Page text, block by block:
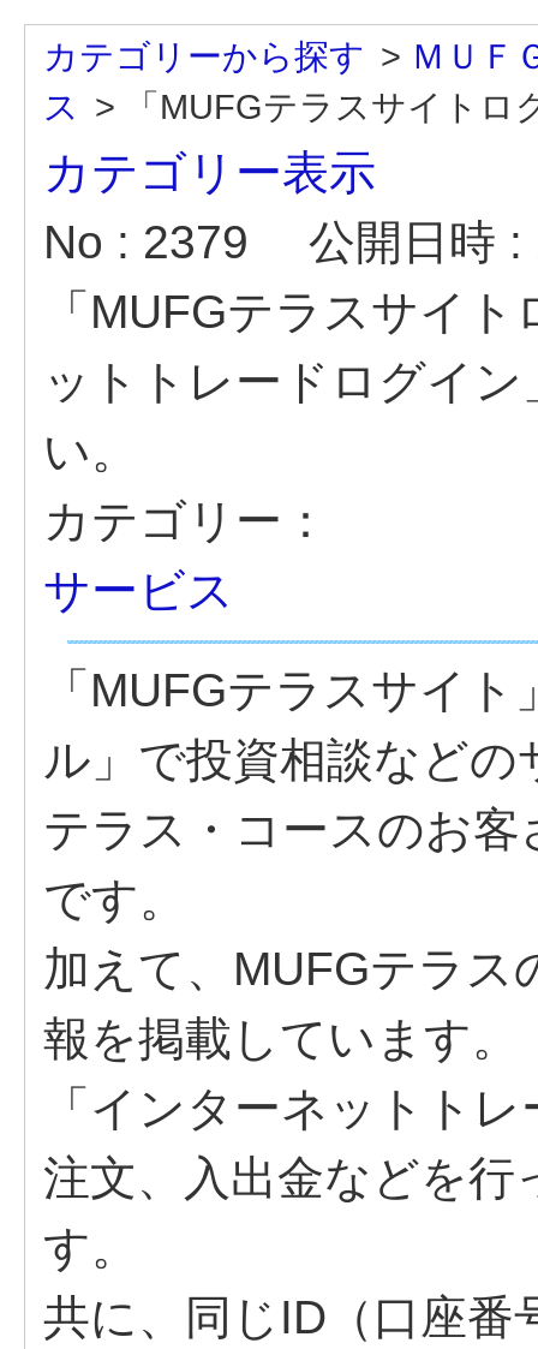
カテゴリーから探す > ＭＵＦ
ス > 「MUFGテラスサイトロ
カテゴリー表示
No : 2379
公開日時
「MUFGテラスサイ
ットトレードログイ
い。
カテゴリー：
サービス
「MUFGテラスサイ
ル」で投資相談など
テラス・コースのお
です。
加えて、MUFGテラス
報を掲載しています。
「インターネットト
注文、入出金などを
す。
共に、同じID（口座